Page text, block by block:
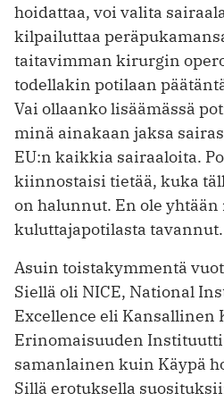
hoidattaa, voi valita
kilpailuttaa
taitavimman kirurgin
todellakin potilaan
Vai ollaanko lisäämässä
minä ainakaan jaksa
EU:n kaikkia sairaaloita.
kiinnostaisi tietää, kuka
on halunnut. En ole
kuluttajapotilasta tavannut.
Asuin toistakymmentä
Siellä oli NICE, National
Excellence eli Kansallinen
Erinomaisuuden
samanlainen kuin Käypä
Sillä erotuksella